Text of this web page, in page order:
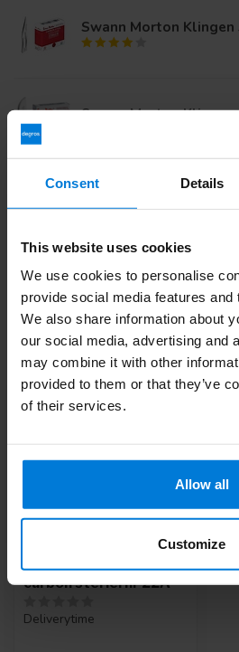
Consent Details
This website uses cookies
We use cookies to personalise
provide social media features and
We also share information about
our social media, advertising and
may combine it with other
provided to them or that they’ve
of their services.
Allow all
Customize
Swann Morton
Swann Morton
Haben Sie Fragen zu diesem
Sie unserenKundendienstoder
203 59 02
Zuletzt angesehen
Swann Morton mesjes
carbon steriel nr 22A
Deliverytime